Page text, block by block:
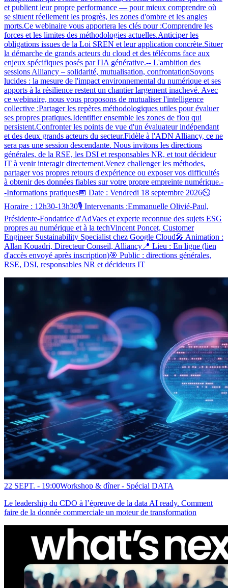
et publient leur propre performance — pour mieux comprendre où
se situent réellement les progrès, les zones d'ombre et les angles
morts.Ce webinaire vous apportera les clés pour :Comprendre les
forces et les limites des méthodologies actuelles.Anticiper les
obligations issues de la Loi SREN et leur application concrète.Situer
la démarche de grands acteurs du cloud et des télécoms face aux
enjeux spécifiques posés par l'IA générative.-- L'ambition des
sessions Alliancy – solidarité, mutualisation, confrontationSoyons
lucides : la mesure de l'impact environnemental du numérique et ses
apports à la résilience restent un chantier largement inachevé. Avec
ce webinaire, nous vous proposons de mutualiser l'intelligence
collective :Partager les repères méthodologiques utiles pour évaluer
ses propres pratiques.Identifier ensemble les zones de flou qui
persistent.Confronter les points de vue d'un évaluateur indépendant
et des deux grands acteurs du secteur.Fidèle à l'ADN Alliancy, ce ne
sera pas une session descendante. Nous invitons les directions
générales, de la RSE, les DSI et responsables NR, et tout décideur
IT à venir interagir directement.Venez challenger les méthodes,
partager vos propres retours d'expérience ou exposer vos difficultés
à obtenir des données fiables sur votre propre empreinte numérique.-
-Informations pratiques📅 Date : Vendredi 18 septembre 2026⏲️
Horaire : 12h30-13h30🎙️ Intervenants :Emmanuelle Olivié-Paul,
Présidente-Fondatrice d'AdVaes et experte reconnue des sujets ESG
propres au numérique et à la techVincent Poncet, Customer
Engineer Sustainability Specialist chez Google Cloud🎤 Animation :
Allan Kouadri, Directeur Conseil, Alliancy📍 Lieu : En ligne (lien
d'accès envoyé après inscription)🎯 Public : directions générales,
RSE, DSI, responsables NR et décideurs IT
22 SEPT. - 19:00Workshop & dîner - Spécial DATA
Le leadership du CDO à l’épreuve de la data AI ready. Comment
faire de la donnée commerciale un moteur de transformation